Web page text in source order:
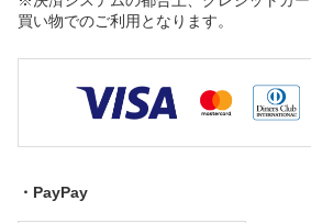
買い物でのご利用となります。
・PayPay